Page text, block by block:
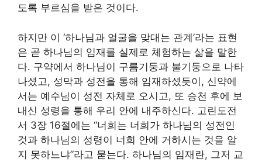
도록 부르심을 받은 것이다.
하지만 이 ‘하나님과 얼굴을 맞대는 관계’라는 표현
은 곧 하나님의 임재를 실제로 체험하는 삶을 말한
다. 구약에서 하나님이 구름기둥과 불기둥으로 나타
나셨고, 성막과 성전을 통해 임재하셨듯이, 신약에
서는 예수님이 성전 자체로 오시고, 또 승천 후에 보
내신 성령을 통해 우리 안에 내주하신다. 고린도전
서 3장 16절에는 “너희는 너희가 하나님의 성전인
것과 하나님의 성령이 너희 안에 거하시는 것을 알
지 못하느냐”라고 묻는다. 하나님의 임재란, 그저 교